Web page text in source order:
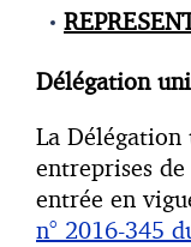
Délégation
La Délégation
entreprises
entrée en
n° 2016-345